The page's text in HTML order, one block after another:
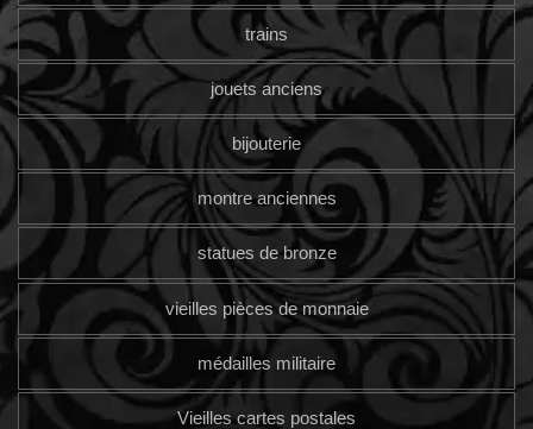
trains
jouets anciens
bijouterie
montre anciennes
statues de bronze
vieilles pièces de monnaie
médailles militaire
Vieilles cartes postales